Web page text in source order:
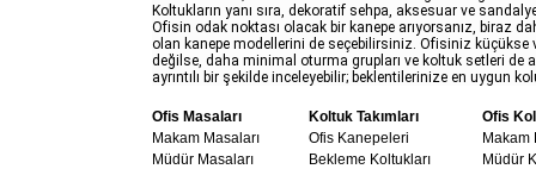
Koltukların yanı sıra, dekoratif sehpa, aksesuar ve
Ofisin odak noktası olacak bir kanepe arıyorsanız, biraz
olan kanepe modellerini de seçebilirsiniz. Ofisiniz
değilse, daha minimal oturma grupları ve koltuk setleri de
ayrıntılı bir şekilde inceleyebilir; beklentilerinize en uygun
Ofis Masaları Koltuk Takımları
Ofis
Makam Masaları
Ofis Kanepeleri
Makam
Müdür Masaları
Bekleme Koltukları
Müdür